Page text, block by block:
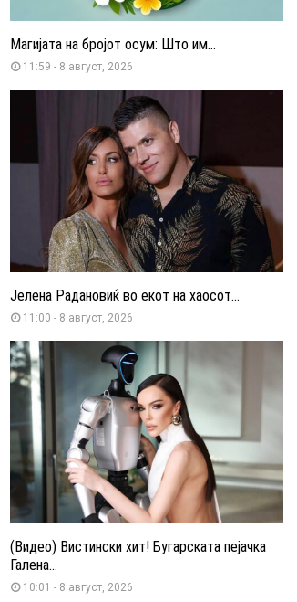
Магијата на бројот осум: Што им...
11:59 - 8 август, 2026
Јелена Радановиќ во екот на хаосот...
11:00 - 8 август, 2026
(Видео) Вистински хит! Бугарската пејачка
Галена...
10:01 - 8 август, 2026